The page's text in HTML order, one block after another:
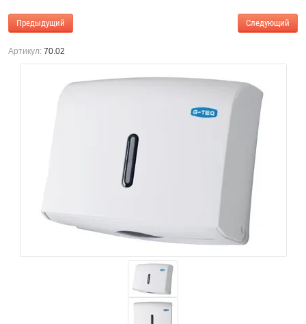
Предыдущий Следующий
Артикул: 70.02